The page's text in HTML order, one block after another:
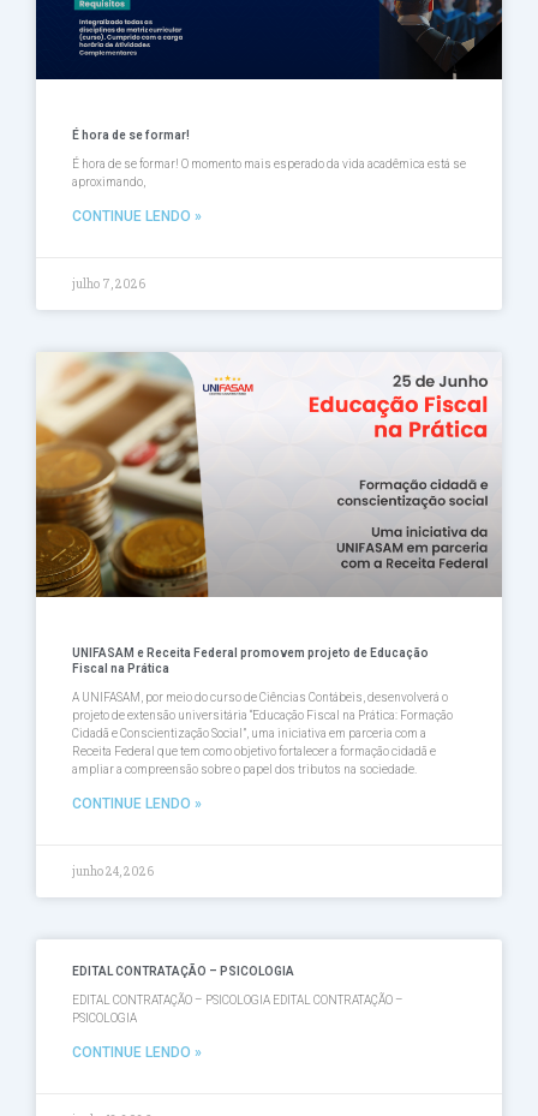
É hora de se formar!
É hora de se formar! O momento mais esperado da vida acadêmica está se
aproximando,
CONTINUE LENDO »
julho 7, 2026
UNIFASAM e Receita Federal promovem projeto de Educação
Fiscal na Prática
A UNIFASAM, por meio do curso de Ciências Contábeis, desenvolverá o
projeto de extensão universitária “Educação Fiscal na Prática: Formação
Cidadã e Conscientização Social”, uma iniciativa em parceria com a
Receita Federal que tem como objetivo fortalecer a formação cidadã e
ampliar a compreensão sobre o papel dos tributos na sociedade.
CONTINUE LENDO »
junho 24, 2026
EDITAL CONTRATAÇÃO – PSICOLOGIA
EDITAL CONTRATAÇÃO – PSICOLOGIA EDITAL CONTRATAÇÃO –
PSICOLOGIA
CONTINUE LENDO »